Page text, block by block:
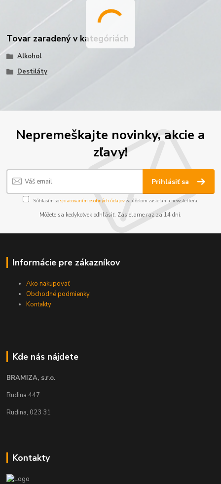
Tovar zaradený v kategóriách
Alkohol
Destiláty
Nepremeškajte novinky, akcie a
zľavy!
Prihlásiť sa
Súhlasím sospracovaním osobných údajov za účelom zasielania newslettera.
Môžete sa kedykoľvek odhlásiť. Zasielame raz za 14 dní.
Informácie pre zákazníkov
Ako nakupovať
Obchodné podmienky
Kontakty
Kde nás nájdete
BRAMIZA, s.r.o.
Rudina 447
Rudina, 023 31
Kontakty